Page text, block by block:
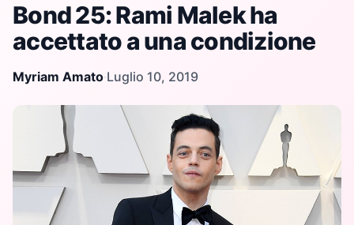
Bond 25: Rami Malek ha
accettato a una condizione
Myriam Amato·Luglio 10, 2019